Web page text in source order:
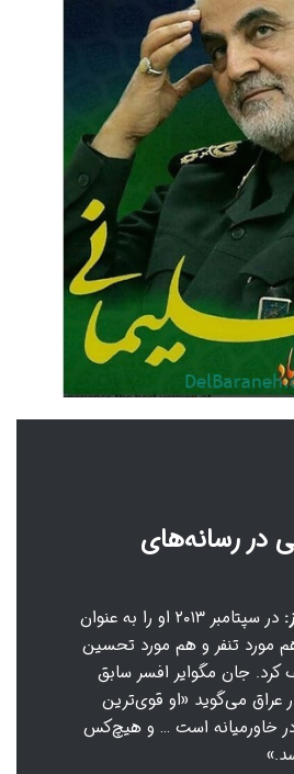
در رسانه‌های
در سپتامبر ۲۰۱۳ او را به عنوان
مورد تنفر و هم مورد تحسین
جان مگوایر افسر سابق
عراق می‌گوید «او قوی‌ترین
خاورمیانه است … و هیچ‌کس